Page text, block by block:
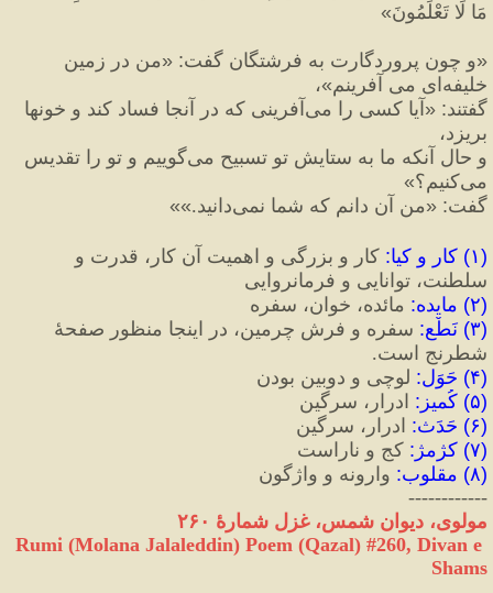
مَا لَا تَعْلَمُونَ»
«و چون پروردگارت به فرشتگان گفت:
«
خليفه‌اى مى آفرينم
»،
گفتند:
«
بريزد،
مى‌كنيم؟
»
گفت:
«من آن دانم كه شما نمى‌دانيد. »»
(۱) کار و کیا:
سلطنت، توانایی و فرمانروایی
(۲) مایده: مائده، خوان، سفره
(۳) نَطْع:
شطرنج است.
(۴) حَوَل: لوچی و دوبین بودن
(۵) کُمیز : ادرار، سرگین
(۶) حَدَث: ادرار، سرگین
(۷) کژمژ : کج و ناراست
(۸) مقلوب: وارونه و واژگون
------------
مولوی، دیوان شمس، غزل شمارهٔ ۲۶۰
Rumi (Molana Jalaleddin) Poem (Qazal) #260, Divan e
Shams